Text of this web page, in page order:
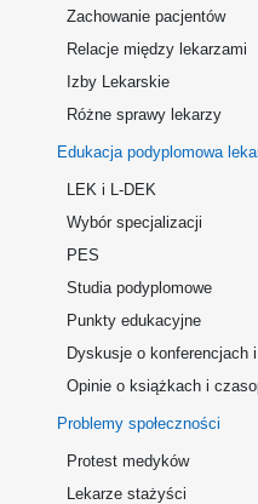
Zachowanie pacjentów
Relacje między lekarzami
Izby Lekarskie
Różne sprawy lekarzy
Edukacja podyplomowa
LEK i L-DEK
Wybór specjalizacji
PES
Studia podyplomowe
Punkty edukacyjne
Dyskusje o konferencjach
Opinie o książkach i
Problemy społeczności
Protest medyków
Lekarze stażyści